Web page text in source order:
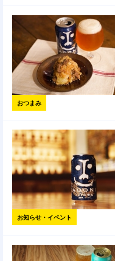
おつまみ
お知らせ・イベント